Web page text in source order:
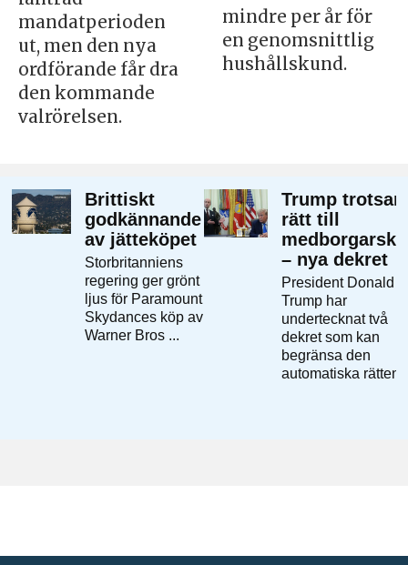
mandatperioden
ut, men den nya
ordförande får dra
den kommande
valrörelsen.
mindre per år för
en genomsnittlig
hushållskund.